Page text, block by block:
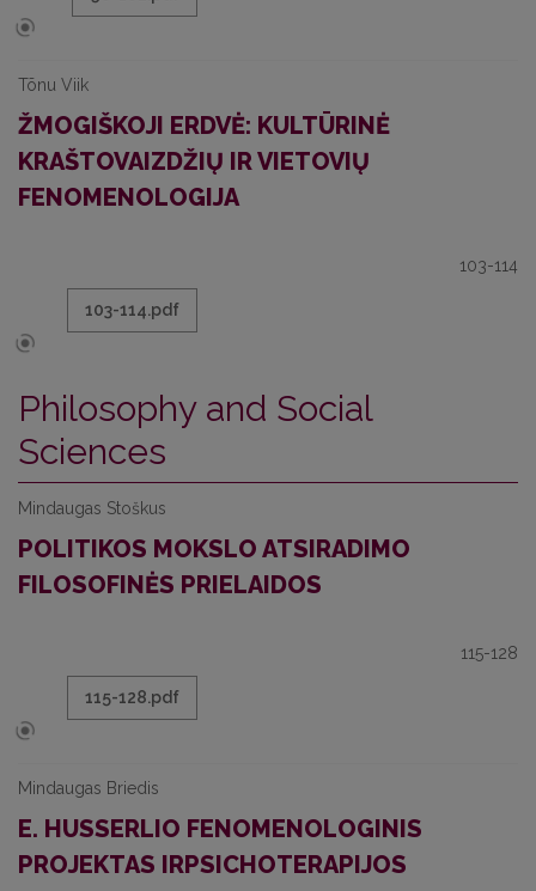
Tõnu Viik
ŽMOGIŠKOJI ERDVĖ: KULTŪRINĖ
KRAŠTOVAIZDŽIŲ IR VIETOVIŲ
FENOMENOLOGIJA
103-114
103-114.pdf
Philosophy and Social
Sciences
Mindaugas Stoškus
POLITIKOS MOKSLO ATSIRADIMO
FILOSOFINĖS PRIELAIDOS
115-128
115-128.pdf
Mindaugas Briedis
E. HUSSERLIO FENOMENOLOGINIS
PROJEKTAS IRPSICHOTERAPIJOS